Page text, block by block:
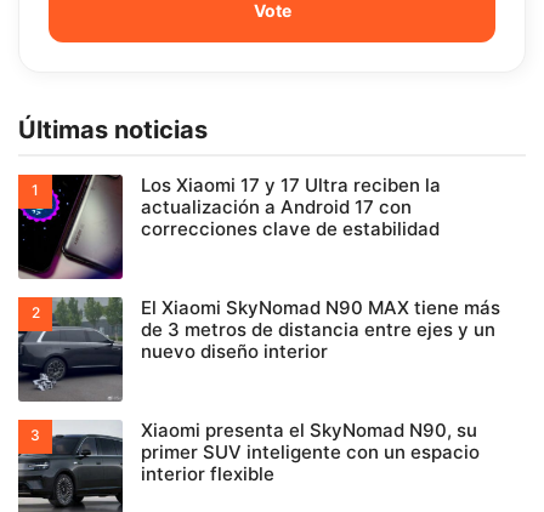
Últimas noticias
Los Xiaomi 17 y 17 Ultra reciben la
actualización a Android 17 con
correcciones clave de estabilidad
El Xiaomi SkyNomad N90 MAX tiene más
de 3 metros de distancia entre ejes y un
nuevo diseño interior
Xiaomi presenta el SkyNomad N90, su
primer SUV inteligente con un espacio
interior flexible